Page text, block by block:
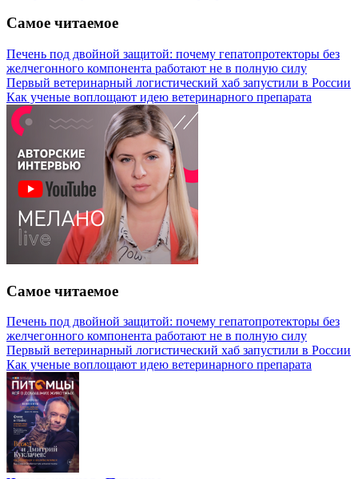
Самое читаемое
Печень под двойной защитой: почему гепатопротекторы без
желчегонного компонента работают не в полную силу
Первый ветеринарный логистический хаб запустили в России
Как ученые воплощают идею ветеринарного препарата
Самое читаемое
Печень под двойной защитой: почему гепатопротекторы без
желчегонного компонента работают не в полную силу
Первый ветеринарный логистический хаб запустили в России
Как ученые воплощают идею ветеринарного препарата